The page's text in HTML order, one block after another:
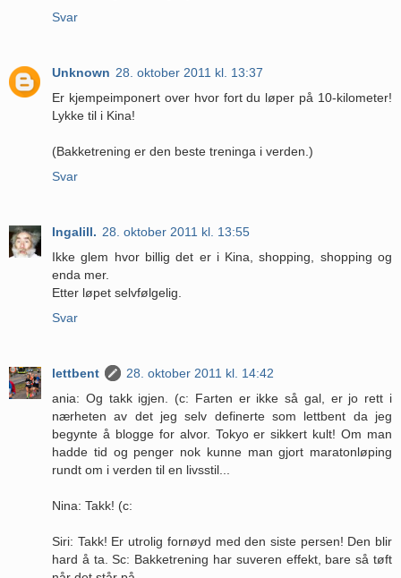
Svar
Unknown 28. oktober 2011 kl. 13:37
Er kjempeimponert over hvor fort du løper på 10-kilometer!
Lykke til i Kina!
(Bakketrening er den beste treninga i verden.)
Svar
Ingalill. 28. oktober 2011 kl. 13:55
Ikke glem hvor billig det er i Kina, shopping, shopping og
enda mer.
Etter løpet selvfølgelig.
Svar
lettbent
28. oktober 2011 kl. 14:42
ania: Og takk igjen. (c: Farten er ikke så gal, er jo rett i
nærheten av det jeg selv definerte som lettbent da jeg
begynte å blogge for alvor. Tokyo er sikkert kult! Om man
hadde tid og penger nok kunne man gjort maratonløping
rundt om i verden til en livsstil...
Nina: Takk! (c:
Siri: Takk! Er utrolig fornøyd med den siste persen! Den blir
hard å ta. Sc: Bakketrening har suveren effekt, bare så tøft